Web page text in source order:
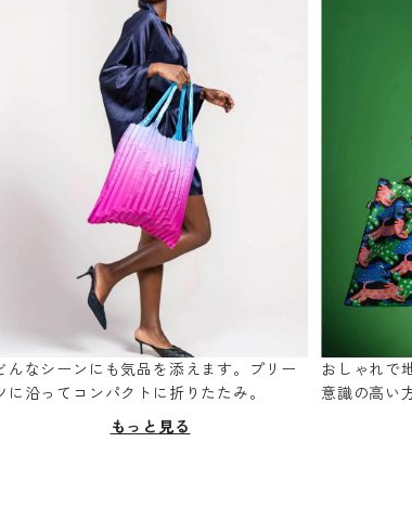
んなシーンにも気品を添えます。プリー
に沿ってコンパクトに折りたたみ。
もっと見る
おしゃれで
意識の高い